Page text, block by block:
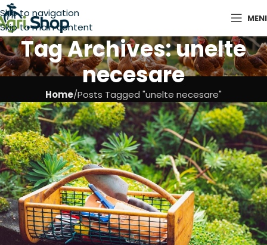
Skip to navigation
Skip to main content
Tag Archives: unelte
necesare
Home Posts Tagged "unelte necesare"